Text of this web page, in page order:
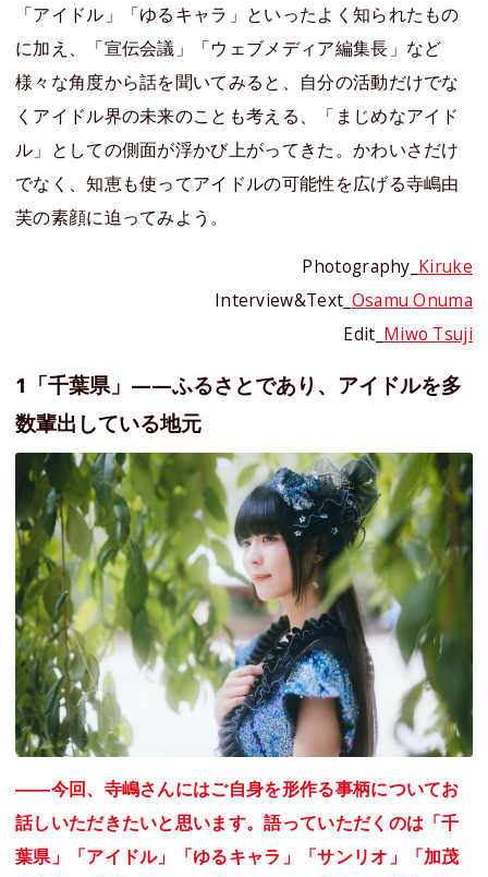
「アイドル」「ゆるキャラ」といったよく知られたもの
に加え、「宣伝会議」「ウェブメディア編集長」など
様々な角度から話を聞いてみると、自分の活動だけでな
くアイドル界の未来のことも考える、「まじめなアイド
ル」としての側面が浮かび上がってきた。かわいさだけ
でなく、知恵も使ってアイドルの可能性を広げる寺嶋由
芙の素顔に迫ってみよう。
Photography_ Kiruke
Interview&Text_ Osamu Onuma
Edit_ Miwo Tsuji
1「千葉県」——ふるさとであり、アイドルを多
数輩出している地元
――今回、寺嶋さんにはご自身を形作る事柄についてお
話しいただきたいと思います。語っていただくのは「千
葉県」「アイドル」「ゆるキャラ」「サンリオ」「加茂